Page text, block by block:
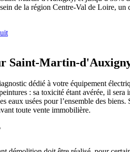
de la région Centre-Val de Loire, un
Saint-Martin-
dédié à votre équipement
: sa toxicité étant avérée, il
eaux usées pour l’ensemble des
toute vente immobilière.